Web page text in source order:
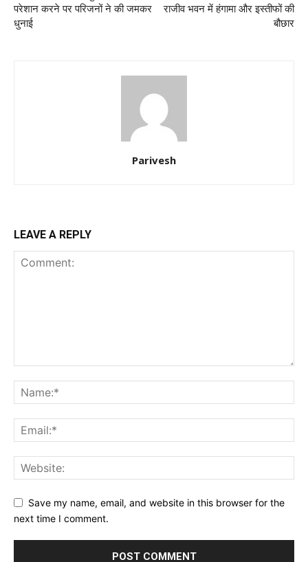
परेशान करने पर परिजनों ने की जमकर
धुनाई
राजीव भवन में हंगामा और इस्तीफों की
बौछार
Parivesh
LEAVE A REPLY
Save my name, email, and website in this browser for the
next time I comment.